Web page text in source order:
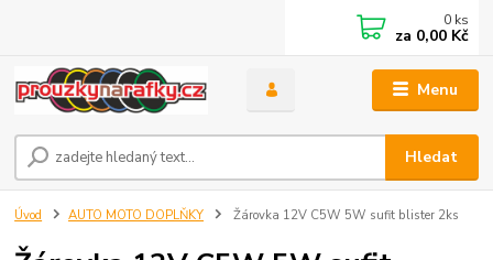
Menu
Hledat
0 ks
za 0,00 Kč
Úvod AUTO MOTO DOPLŇKY Žárovka 12V C5W 5W sufit blister 2ks